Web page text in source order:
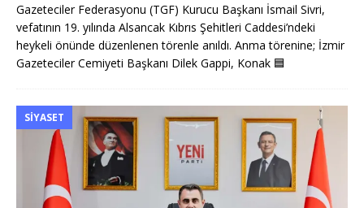
Gazeteciler Federasyonu (TGF) Kurucu Başkanı İsmail Sivri,
vefatının 19. yılında Alsancak Kıbrıs Şehitleri Caddesi’ndeki
heykeli önünde düzenlenen törenle anıldı. Anma törenine; İzmir
Gazeteciler Cemiyeti Başkanı Dilek Gappi, Konak 🟦
SIYASET